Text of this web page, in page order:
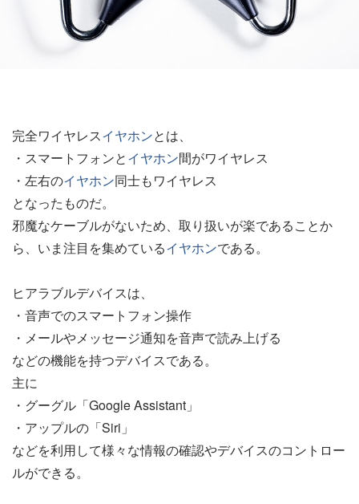
完全ワイヤレスイヤホンとは、
・スマートフォンとイヤホン間がワイヤレス
・左右のイヤホン同士もワイヤレス
となったものだ。
邪魔なケーブルがないため、取り扱いが楽であることか
ら、いま注目を集めているイヤホンである。
ヒアラブルデバイスは、
・音声でのスマートフォン操作
・メールやメッセージ通知を音声で読み上げる
などの機能を持つデバイスである。
主に
・グーグル「Google Assistant」
・アップルの「Siri」
などを利用して様々な情報の確認やデバイスのコントロー
ルができる。